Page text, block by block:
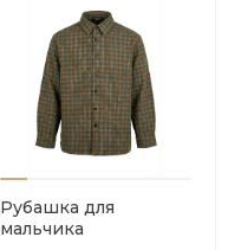
Рубашка для
мальчика